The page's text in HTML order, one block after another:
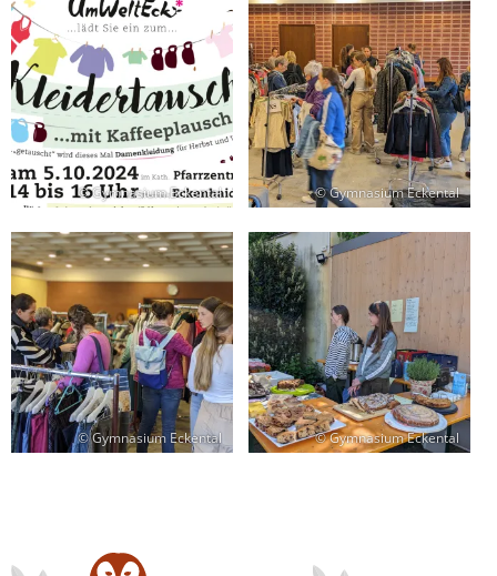
© Gymnasium Eckental © Gymnasium Eckental
© Gymnasium Eckental © Gymnasium Eckental